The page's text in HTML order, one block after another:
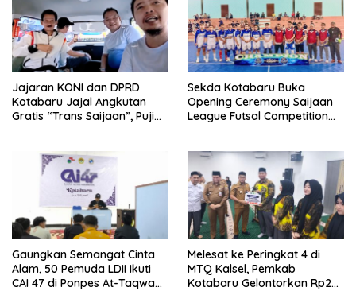
Jajaran KONI dan DPRD
Kotabaru Jajal Angkutan
Gratis “Trans Saijaan”, Puji
Sekda Kotabaru Buka
Opening Ceremony Saijaan
League Futsal Competition
Gaungkan Semangat Cinta
Alam, 50 Pemuda LDII Ikuti
CAI 47 di Ponpes At-Taqwa
Melesat ke Peringkat 4 di
MTQ Kalsel, Pemkab
Kotabaru Gelontorkan Rp265